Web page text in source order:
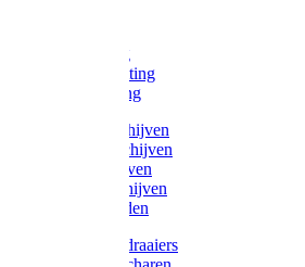
Voetketting
Scheepsketting
Victorketting
Afbraamschijven
Doorslijpschijven
Lamelschijven
Diamantschijven
Laselektroden
Schroevendraaiers